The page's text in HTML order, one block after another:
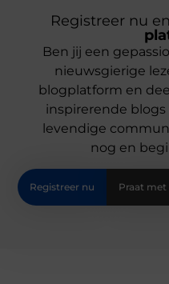
Registreer nu
Ben jij een
nieuwsgierige
blogplatform en
inspirerende
levendige
nog en
Registreer nu Praat met